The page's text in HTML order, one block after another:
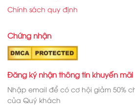
Chính sách quy định
Chứng nhận
Đăng ký nhận thông tin khuyến mãi
Nhập email để có cơ hội giảm 50%
của Quý khách